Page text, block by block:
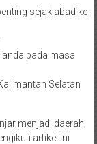
sejak abad ke-
pada masa
Selatan
menjadi daerah
artikel ini